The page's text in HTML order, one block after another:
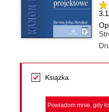
3.1
Książka
Powiadom mnie, gdy